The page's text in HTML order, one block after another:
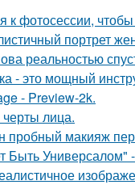
к фотосессии,
портрет
реальностью
- это мощный
- Preview-2k.
лица.
пробный макияж
Быть Универсалом"